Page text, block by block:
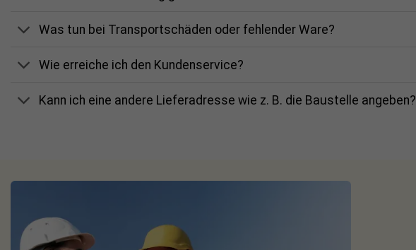
Was tun bei Transportschäden oder fehlender Ware?
Wie erreiche ich den Kundenservice?
Kann ich eine andere Lieferadresse wie z. B. die Baustelle angeben?